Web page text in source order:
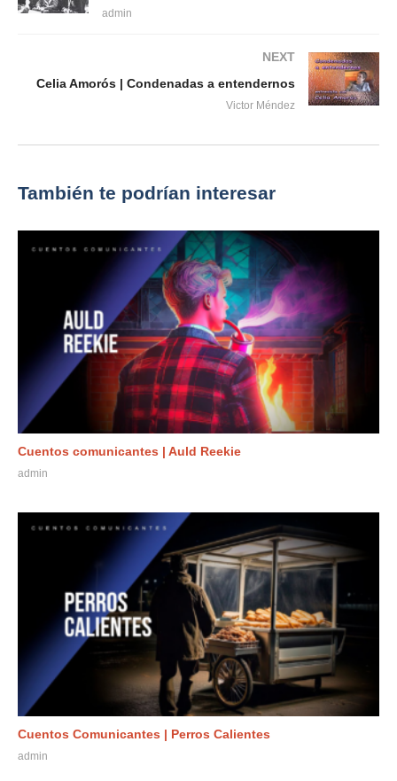
admin
NEXT
Celia Amorós | Condenadas a entendernos
Victor Méndez
También te podrían interesar
Cuentos comunicantes | Auld Reekie
admin
Cuentos Comunicantes | Perros Calientes
admin